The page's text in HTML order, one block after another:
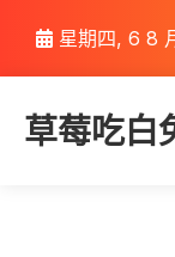
content
星期四, 6 8
草莓吃白